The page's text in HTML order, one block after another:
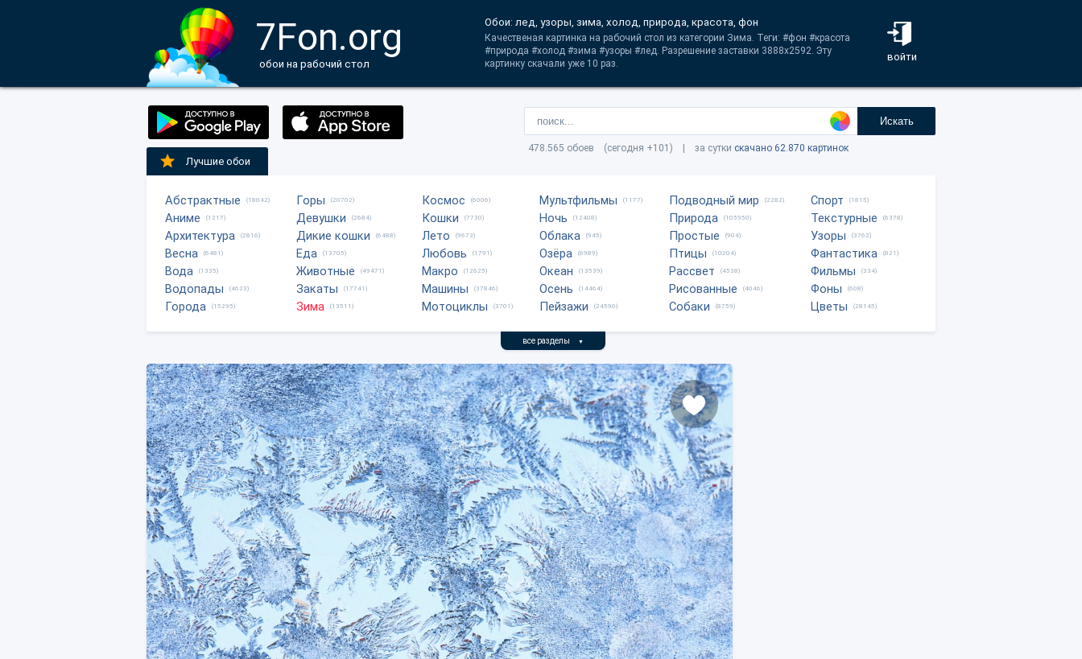
7Fon.org
обои на рабочий стол
войти
Обои: лед, узоры, зима, холод, природа, красота, фон
Качественая картинка на рабочий стол из категории Зима. Теги: #фон #красота
#природа #холод #зима #узоры #лед. Разрешение заставки 3888x2592. Эту
картинку скачали уже 10 раз.
Искать
478.565 обоев (сегодня +101) | за сутки скачано 62.870 картинок
Лучшие обои
Абстрактные (18042)
Аниме (1217)
Архитектура (2816)
Весна (6481)
Вода (1335)
Водопады (4623)
Города (15295)
Горы (20702)
Девушки (2684)
Дикие кошки (6488)
Еда (13705)
Животные (49471)
Закаты (17741)
Зима (13511)
Космос (6006)
Кошки (7730)
Лето (9673)
Любовь (1791)
Макро (12625)
Машины (37846)
Мотоциклы (3701)
Мультфильмы (1177)
Ночь (12408)
Облака (945)
Озёра (6989)
Океан (13539)
Осень (14464)
Пейзажи (24590)
Подводный мир (2282)
Природа (105950)
Простые (904)
Птицы (10204)
Рассвет (4538)
Рисованные (4046)
Собаки (8759)
Спорт (1815)
Текстурные (6378)
Узоры (3762)
Фантастика (821)
Фильмы (334)
Фоны (608)
Цветы (28145)
все разделы ▼